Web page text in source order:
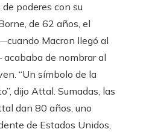
poderes con su
de 62 años, el
Macron llegó al
de nombrar al
“Un símbolo de la
dijo Attal. Sumadas, las
dan 80 años, uno
de Estados Unidos,